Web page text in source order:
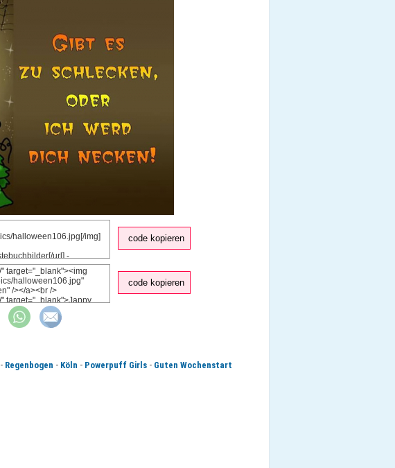
code kopieren
code kopieren
Regenbogen - Köln - Powerpuff Girls- Guten Wochenstart